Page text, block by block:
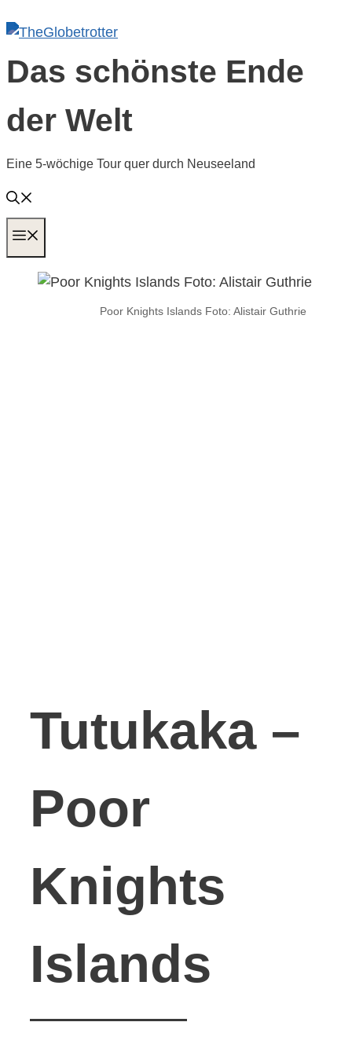
Inhalt
springen
Das schönste Ende
der Welt
Eine 5-wöchige Tour quer durch Neuseeland
Poor Knights Islands Foto: Alistair Guthrie
Tutukaka –
Poor
Knights
Islands